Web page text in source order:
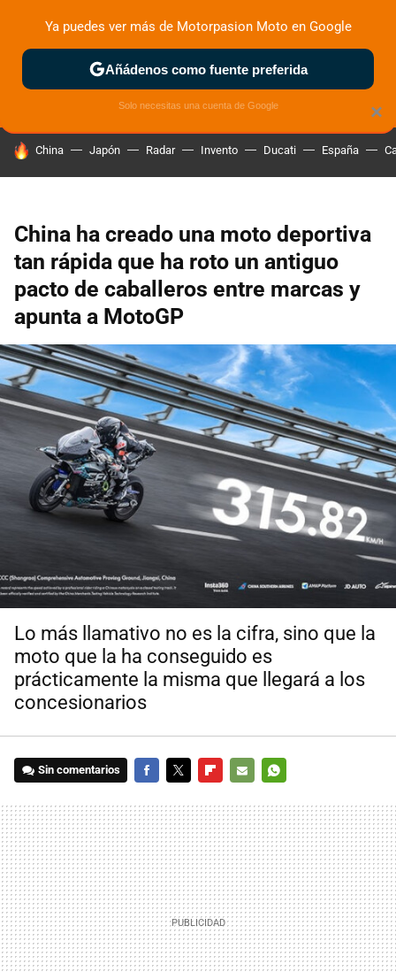
ZONA DE PRUEBAS DEPORTIVAS MOTOS ELÉCTRICAS
HOY SE HABLA DE
China Japón Radar Invento Ducati España
China ha creado una moto deportiva
tan rápida que ha roto un antiguo
pacto de caballeros entre marcas y
apunta a MotoGP
Lo más llamativo no es la cifra, sino que la
moto que la ha conseguido es
prácticamente la misma que llegará a los
concesionarios
Sin comentarios
MAIL
×
Ya puedes ver más de Motorpasion Moto en Google
Añádenos como fuente preferida
Solo necesitas una cuenta de Google